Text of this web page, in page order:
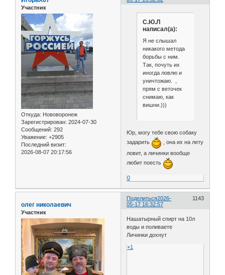
Участник
Откуда: Нововоронеж
Зарегистрирован: 2024-07-30
Сообщений: 292
Уважение: +2905
Последний визит:
2026-08-07 20:17:56
С.Ю.Л
написал(а):
Я не слышал
никакого метода
борьбы с ним.
Так, почуть их
иногда ловлю и
уничтожаю. ,
прям с веточек
снимаю, как
вишни.)))
Юр, могу тебе свою собаку
задарить
, она их на лету
ловит, а личинки вообще
любит поесть
0
Поделиться 1143
2026-
05-17 16:32:57
олег николаевич
Участник
Нашатырный спирт на 10л
воды и поливаете
Личинки дохнут
+1